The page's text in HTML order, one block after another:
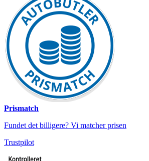
Prismatch
Fundet det billigere? Vi matcher prisen
Trustpilot